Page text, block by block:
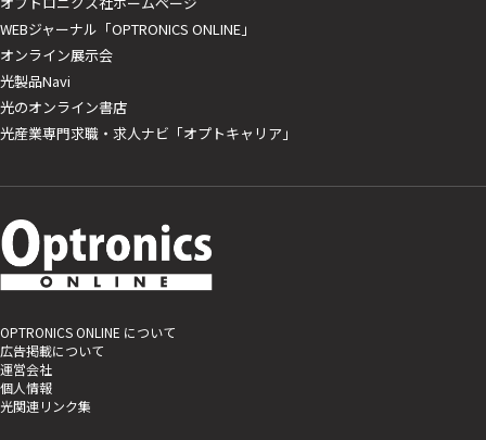
WEBジャーナル「OPTRONICS ONLINE」
オンライン展示会
光製品Navi
光のオンライン書店
光産業専門求職・求人ナビ「オプトキャリア」
OPTRONICS ONLINE について
広告掲載について
運営会社
個人情報
光関連リンク集